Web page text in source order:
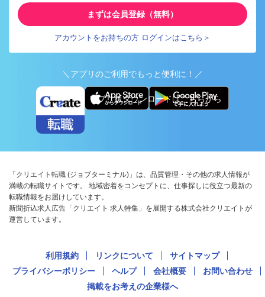
まずは会員登録（無料）
アカウントをお持ちの方 ログインはこちら＞
＼アプリのご利用でもっと便利に！／
アプリ版ダウンロードはこちらから
「クリエイト転職 (ジョブターミナル)」は、品質管理・その他の求人情報が
満載の転職サイトです。 地域密着をコンセプトに、仕事探しに役立つ最新の
転職情報をお届けしています。
新聞折込求人広告「クリエイト 求人特集」を展開する株式会社クリエイトが
運営しています。
利用規約 リンクについて
サイトマップ
プライバシーポリシー
ヘルプ 会社概要
お問い合わせ
掲載をお考えの企業様へ